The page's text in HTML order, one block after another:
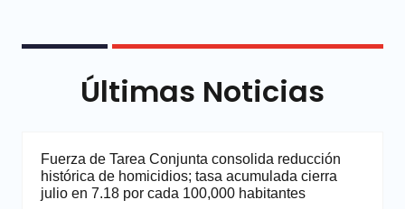
Últimas Noticias
Fuerza de Tarea Conjunta consolida reducción
histórica de homicidios; tasa acumulada cierra
julio en 7.18 por cada 100,000 habitantes